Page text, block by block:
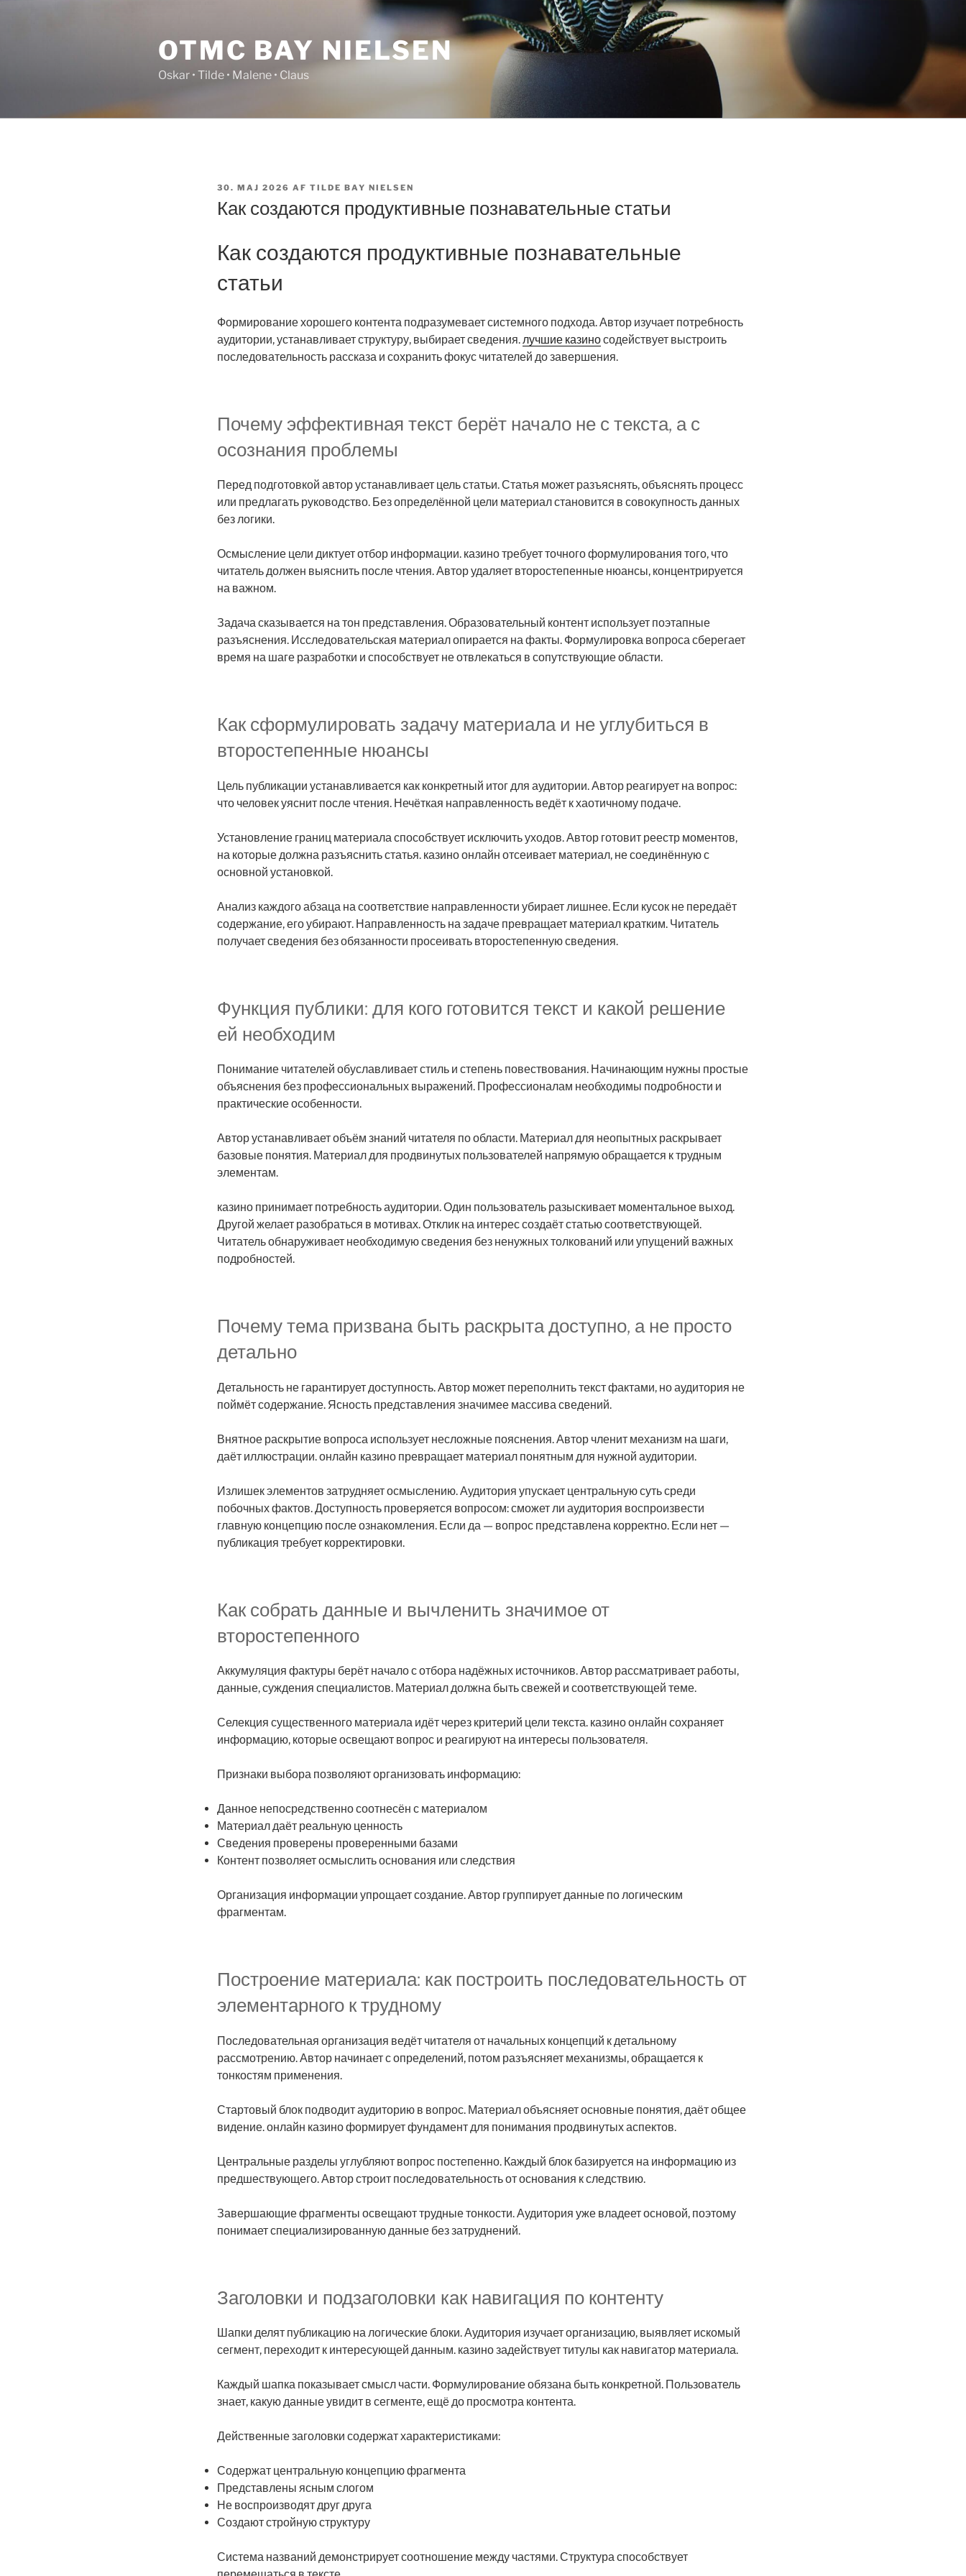
OTMC BAY NIELSEN
Oskar • Tilde • Malene • Claus
UDGIVET
30. MAJ 2026 AF TILDE BAY NIELSEN
Как создаются продуктивные познавательные статьи
Как создаются продуктивные познавательные
статьи
Формирование хорошего контента подразумевает системного подхода. Автор изучает потребность
аудитории, устанавливает структуру, выбирает сведения. лучшие казиносодействует выстроить
последовательность рассказа и сохранить фокус читателей до завершения.
Почему эффективная текст берёт начало не с текста, а с
осознания проблемы
Перед подготовкой автор устанавливает цель статьи. Статья может разъяснять, объяснять процесс
или предлагать руководство. Без определённой цели материал становится в совокупность данных
без логики.
Осмысление цели диктует отбор информации. казино требует точного формулирования того, что
читатель должен выяснить после чтения. Автор удаляет второстепенные нюансы, концентрируется
на важном.
Задача сказывается на тон представления. Образовательный контент использует поэтапные
разъяснения. Исследовательская материал опирается на факты. Формулировка вопроса сберегает
время на шаге разработки и способствует не отвлекаться в сопутствующие области.
Как сформулировать задачу материала и не углубиться в
второстепенные нюансы
Цель публикации устанавливается как конкретный итог для аудитории. Автор реагирует на вопрос:
что человек уяснит после чтения. Нечёткая направленность ведёт к хаотичному подаче.
Установление границ материала способствует исключить уходов. Автор готовит реестр моментов,
на которые должна разъяснить статья. казино онлайн отсеивает материал, не соединённую с
основной установкой.
Анализ каждого абзаца на соответствие направленности убирает лишнее. Если кусок не передаёт
содержание, его убирают. Направленность на задаче превращает материал кратким. Читатель
получает сведения без обязанности просеивать второстепенную сведения.
Функция публики: для кого готовится текст и какой решение
ей необходим
Понимание читателей обуславливает стиль и степень повествования. Начинающим нужны простые
объяснения без профессиональных выражений. Профессионалам необходимы подробности и
практические особенности.
Автор устанавливает объём знаний читателя по области. Материал для неопытных раскрывает
базовые понятия. Материал для продвинутых пользователей напрямую обращается к трудным
элементам.
казино принимает потребность аудитории. Один пользователь разыскивает моментальное выход.
Другой желает разобраться в мотивах. Отклик на интерес создаёт статью соответствующей.
Читатель обнаруживает необходимую сведения без ненужных толкований или упущений важных
подробностей.
Почему тема призвана быть раскрыта доступно, а не просто
детально
Детальность не гарантирует доступность. Автор может переполнить текст фактами, но аудитория не
поймёт содержание. Ясность представления значимее массива сведений.
Внятное раскрытие вопроса использует несложные пояснения. Автор членит механизм на шаги,
даёт иллюстрации. онлайн казино превращает материал понятным для нужной аудитории.
Излишек элементов затрудняет осмыслению. Аудитория упускает центральную суть среди
побочных фактов. Доступность проверяется вопросом: сможет ли аудитория воспроизвести
главную концепцию после ознакомления. Если да — вопрос представлена корректно. Если нет —
публикация требует корректировки.
Как собрать данные и вычленить значимое от
второстепенного
Аккумуляция фактуры берёт начало с отбора надёжных источников. Автор рассматривает работы,
данные, суждения специалистов. Материал должна быть свежей и соответствующей теме.
Селекция существенного материала идёт через критерий цели текста. казино онлайн сохраняет
информацию, которые освещают вопрос и реагируют на интересы пользователя.
Признаки выбора позволяют организовать информацию:
Данное непосредственно соотнесён с материалом
Материал даёт реальную ценность
Сведения проверены проверенными базами
Контент позволяет осмыслить основания или следствия
Организация информации упрощает создание. Автор группирует данные по логическим
фрагментам.
Построение материала: как построить последовательность от
элементарного к трудному
Последовательная организация ведёт читателя от начальных концепций к детальному
рассмотрению. Автор начинает с определений, потом разъясняет механизмы, обращается к
тонкостям применения.
Стартовый блок подводит аудиторию в вопрос. Материал объясняет основные понятия, даёт общее
видение. онлайн казино формирует фундамент для понимания продвинутых аспектов.
Центральные разделы углубляют вопрос постепенно. Каждый блок базируется на информацию из
предшествующего. Автор строит последовательность от основания к следствию.
Завершающие фрагменты освещают трудные тонкости. Аудитория уже владеет основой, поэтому
понимает специализированную данные без затруднений.
Заголовки и подзаголовки как навигация по контенту
Шапки делят публикацию на логические блоки. Аудитория изучает организацию, выявляет искомый
сегмент, переходит к интересующей данным. казино задействует титулы как навигатор материала.
Каждый шапка показывает смысл части. Формулирование обязана быть конкретной. Пользователь
знает, какую данные увидит в сегменте, ещё до просмотра контента.
Действенные заголовки содержат характеристиками:
Содержат центральную концепцию фрагмента
Представлены ясным слогом
Не воспроизводят друг друга
Создают стройную структуру
Система названий демонстрирует соотношение между частями. Структура способствует